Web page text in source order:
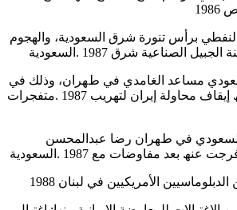
ﺑﺮأس ﺗﻨﻮرة ﺷﺮق اﻟﺴﻌﻮدﯾﺔ، واﻟﮭﺠﻮم
اﻟﺼﻨﺎﻋﯿﺔ ﺷﺮق 1987 .اﻟﺴﻌﻮدﯾﺔ
ﻣﺴﺎﻋﺪ اﻟﻐﺎﻣﺪي ﻓﻲ طﮭﺮان، وذﻟﻚ ﻓﻲ
ﻧﻔﺲ اﻟﻌﺎم اﻟﺬي ﺗﻢ ﻓﯿﮫ إﯾﻘﺎف ﻣﺤﺎوﻟﺔ إﯾﺮان ﻟﺘﮭﺮﯾﺐ 1987 .ﻣﺘﻔﺠﺮات
اﻟﺴﻌﻮدي ﻓﻲ طﮭﺮان رﺿﺎ ﻋﺒﺪاﻟﻤﺤﺴﻦ
ﻋﻨﮫ ﺑﻌﺪ ﻣﻔﺎوﺿﺎت ﻣﻊ 1987 .اﻟﺴﻌﻮدﯾﺔ
اﻷﻣﺮﯾﻜﯿﯿﻦ ﻓﻲ ﻟﺒﻨﺎن 1988